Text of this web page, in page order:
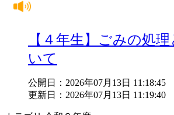
【４年生】ごみの処
いて
公開日：2026年07月13日 11:18:45
更新日：2026年07月13日 11:19:40